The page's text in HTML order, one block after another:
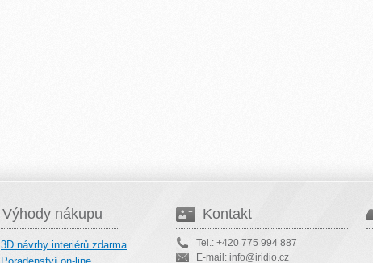
Výhody nákupu
3D návrhy interiérů zdarma
Kontakt
Tel.: +420 775 994 887
E-mail: info@iridio.cz